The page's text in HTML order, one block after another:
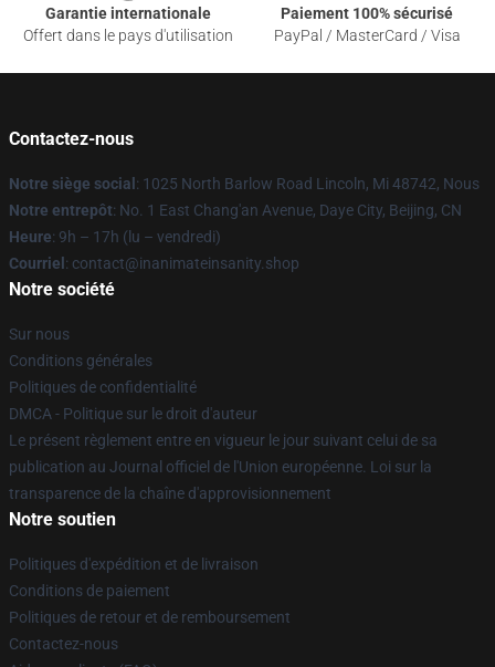
Garantie internationale
Offert dans le pays d'utilisation
Paiement 100% sécurisé
PayPal / MasterCard / Visa
Contactez-nous
Notre siège social : 1025 North Barlow Road Lincoln, Mi 48742, Nous
Notre entrepôt: No. 1 East Chang'an Avenue, Daye City, Beijing, CN
Heure: 9h – 17h (lu – vendredi)
Courriel : contact@inanimateinsanity.shop
Notre société
Sur nous
Conditions générales
Politiques de confidentialité
DMCA - Politique sur le droit d'auteur
Le présent règlement entre en vigueur le jour suivant celui de sa
publication au Journal officiel de l'Union européenne. Loi sur la
transparence de la chaîne d'approvisionnement
Notre soutien
Politiques d'expédition et de livraison
Conditions de paiement
Politiques de retour et de remboursement
Contactez-nous